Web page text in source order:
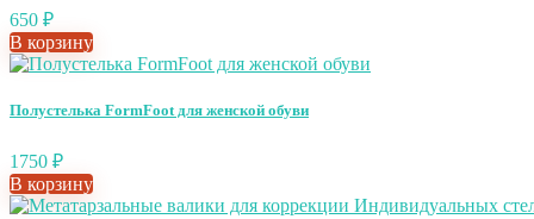
650 ₽
В корзину
Полустелька FormFoot для женской обуви
1750 ₽
В корзину